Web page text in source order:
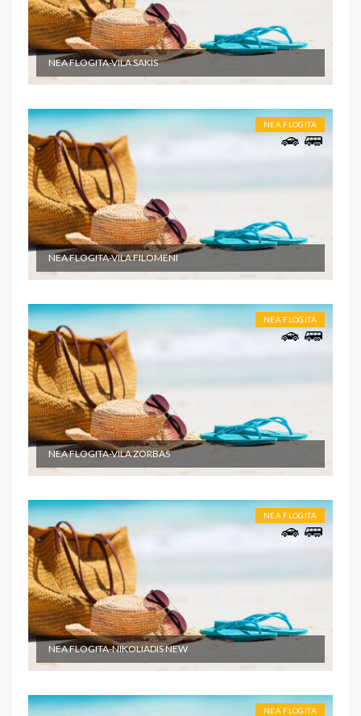
NEA FLOGITA-VILA SAKIS
NEA FLOGITA
NEA FLOGITA-VILA FILOMENI
NEA FLOGITA
NEA FLOGITA-VILA ZORBAS
NEA FLOGITA
NEA FLOGITA-NIKOLIADIS NEW
NEA FLOGITA